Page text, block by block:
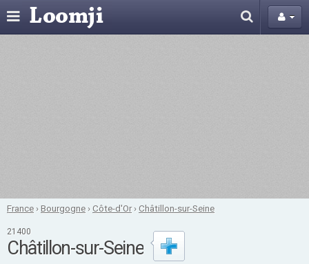
France ›Bourgogne ›Côte-d'Or›Châtillon-sur-Seine
21400
Châtillon-sur-Seine